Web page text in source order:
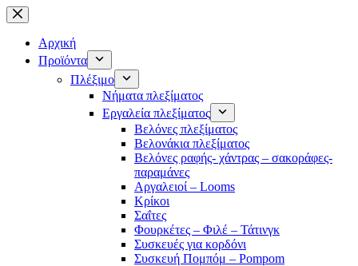
Μετάβαση
στο
περιεχόμενο
Αρχική
Προϊόντα
Πλέξιμο
Νήματα πλεξίματος
Εργαλεία πλεξίματος
Βελόνες πλεξίματος
Βελονάκια πλεξίματος
Βελόνες ραφής- χάντρας – σακοράφες-
παραμάνες
Αργαλειοί – Looms
Κρίκοι
Σαΐτες
Φουρκέτες – Φιλέ – Τάτινγκ
Συσκευές για κορδόνι
Συσκευή Πομπόμ – Pompom